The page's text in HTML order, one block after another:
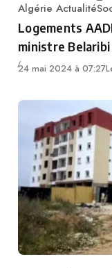
Category
Algérie Actualité
Logements
ministre
24 mai 2024 à 07:27